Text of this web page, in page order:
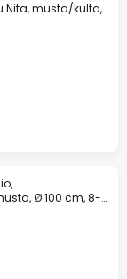
Nita, musta/kulta,
Ø 100 cm, 8-